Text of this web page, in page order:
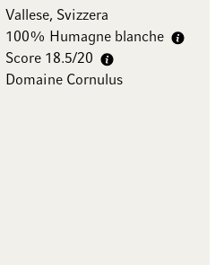
Vallese, Svizzera
100% Humagne blanche
Score 18.5/20
Domaine Cornulus